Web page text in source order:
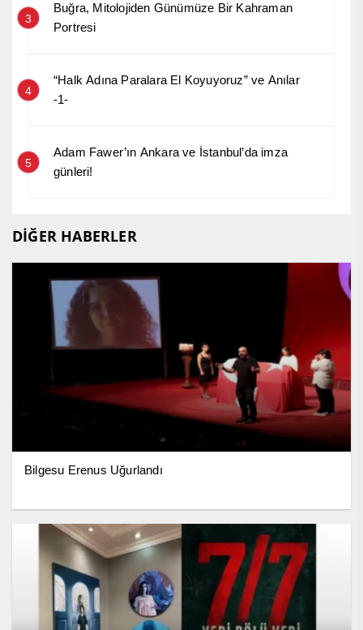
3
Buğra, Mitolojiden Günümüze Bir Kahraman
Portresi
4
“Halk Adına Paralara El Koyuyoruz” ve Anılar
-1-
5
Adam Fawer’ın Ankara ve İstanbul’da imza
günleri!
DİĞER HABERLER
Bilgesu Erenus Uğurlandı